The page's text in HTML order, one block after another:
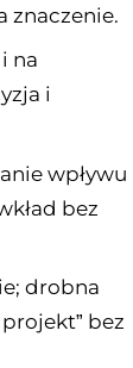
znaczenie.
na
i
wpływu
bez
drobna
bez